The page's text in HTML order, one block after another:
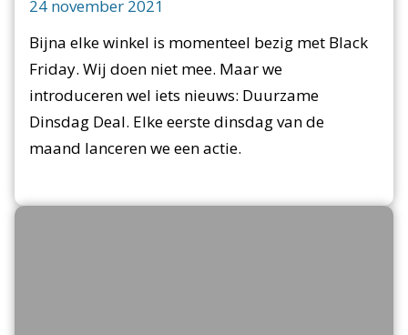
24 november 2021
Bijna elke winkel is momenteel bezig met Black
Friday. Wij doen niet mee. Maar we
introduceren wel iets nieuws: Duurzame
Dinsdag Deal. Elke eerste dinsdag van de
maand lanceren we een actie.